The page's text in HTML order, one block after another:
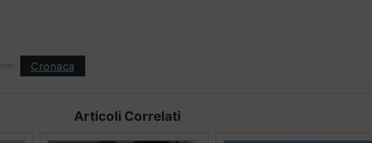
Cronaca
Articoli Correlati